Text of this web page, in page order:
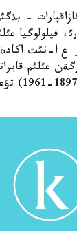
قازاقپارات -
فيلولوگيا